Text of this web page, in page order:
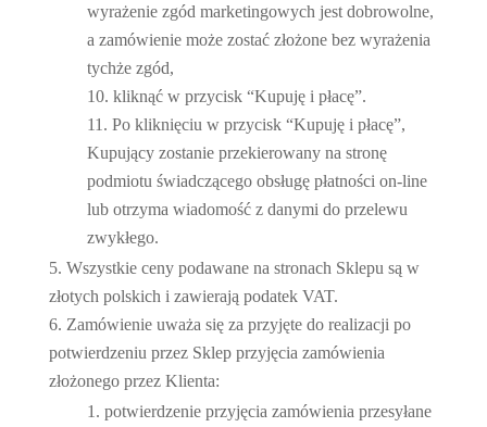
wyrażenie zgód marketingowych jest dobrowolne,
a zamówienie może zostać złożone bez wyrażenia
tychże zgód,
kliknąć w przycisk “Kupuję i płacę”.
Po kliknięciu w przycisk “Kupuję i płacę”,
Kupujący zostanie przekierowany na stronę
podmiotu świadczącego obsługę płatności on-line
lub otrzyma wiadomość z danymi do przelewu
zwykłego.
Wszystkie ceny podawane na stronach Sklepu są w
złotych polskich i zawierają podatek VAT.
Zamówienie uważa się za przyjęte do realizacji po
potwierdzeniu przez Sklep przyjęcia zamówienia
złożonego przez Klienta:
potwierdzenie przyjęcia zamówienia przesyłane